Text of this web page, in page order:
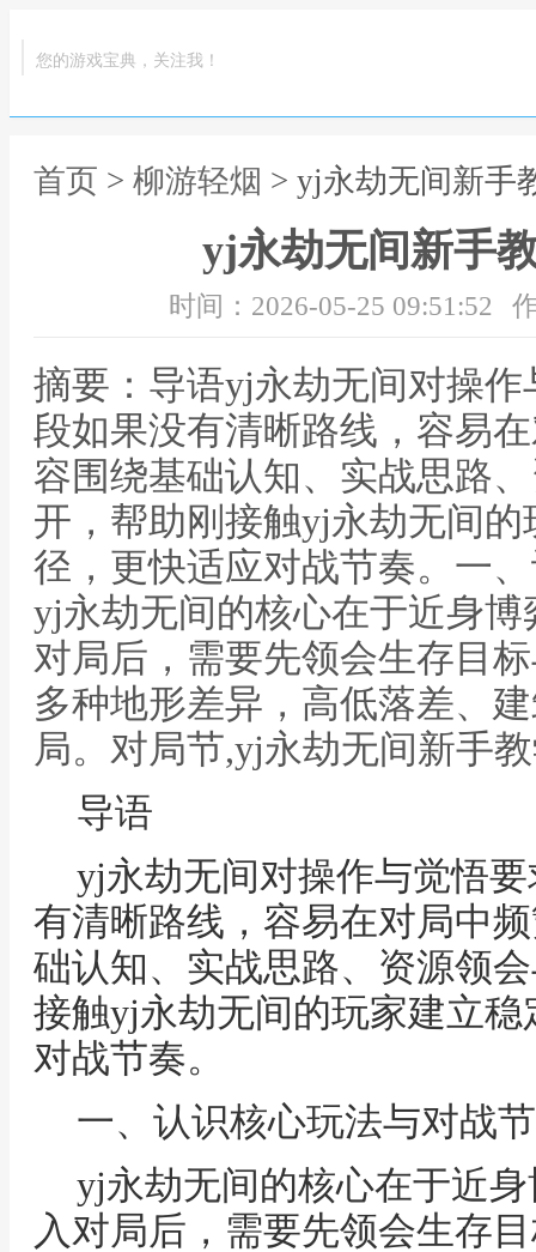
您的游戏宝典，关注我！
首页 > 柳游轻烟 > yj永劫无间新手
yj永劫无间新手
时间：2026-05-25 09:51:52
摘要：导语yj永劫无间对操
段如果没有清晰路线，容易
容围绕基础认知、实战思路
开，帮助刚接触yj永劫无间
径，更快适应对战节奏。一
yj永劫无间的核心在于近身
对局后，需要先领会生存目
多种地形差异，高低落差、
局。对局节,yj永劫无间新手
导语
yj永劫无间对操作与觉悟
有清晰路线，容易在对局中
础认知、实战思路、资源领
接触yj永劫无间的玩家建立
对战节奏。
一、认识核心玩法与对战
yj永劫无间的核心在于近
入对局后，需要先领会生存